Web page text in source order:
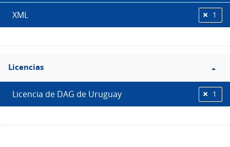
XML 1
Filtro
Licencias
Licencias
Licencia de DAG de Uruguay 1